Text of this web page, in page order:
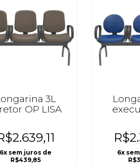
3L
OP LISA
6x sem juros de
R$439,85
6x